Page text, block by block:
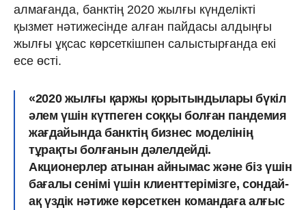
алмағанда, банктің 2020 жылғы күнделікті
қызмет нәтижесінде алған пайдасы алдыңғы
жылғы ұқсас көрсеткішпен салыстырғанда екі
есе өсті.
«2020 жылғы қаржы қорытындылары бүкіл
әлем үшін күтпеген соққы болған пандемия
жағдайында банктің бизнес моделінің
тұрақты болғанын дәлелдейді.
Акционерлер атынан айнымас және біз үшін
бағалы сенімі үшін клиенттерімізге, сондай-
ақ үздік нәтиже көрсеткен командаға алғыс